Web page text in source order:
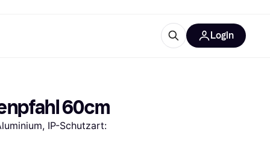
Login
60cm
IP-Schutzart: